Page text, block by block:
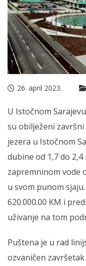
26. april 2023.
U Istočnom
su obilježeni
jezera u Istočnom
dubine od 1,7 do
zapremninom vode
u svom punom
620.000.00 KM i
uživanje na tom
Puštena je u rad
ozvaničen